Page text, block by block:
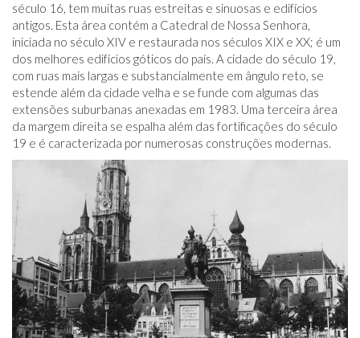
século 16, tem muitas ruas estreitas e sinuosas e edifícios
antigos. Esta área contém a Catedral de Nossa Senhora,
iniciada no século XIV e restaurada nos séculos XIX e XX; é um
dos melhores edifícios góticos do país. A cidade do século 19,
com ruas mais largas e substancialmente em ângulo reto, se
estende além da cidade velha e se funde com algumas das
extensões suburbanas anexadas em 1983. Uma terceira área
da margem direita se espalha além das fortificações do século
19 e é caracterizada por numerosas construções modernas.